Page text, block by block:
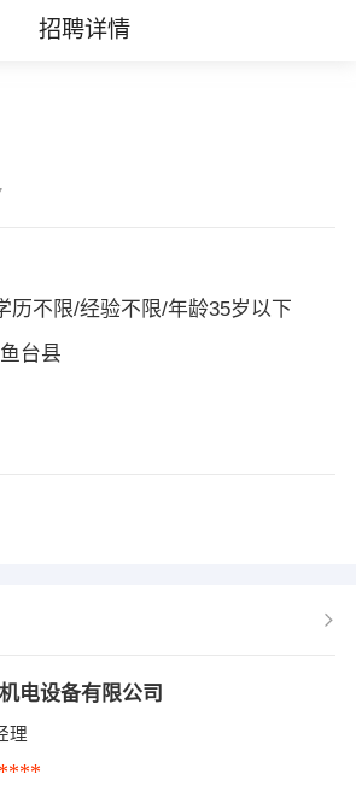
招聘详情
历不限/经验不限/年龄35岁以下
台县
电设备有限公司
理
****